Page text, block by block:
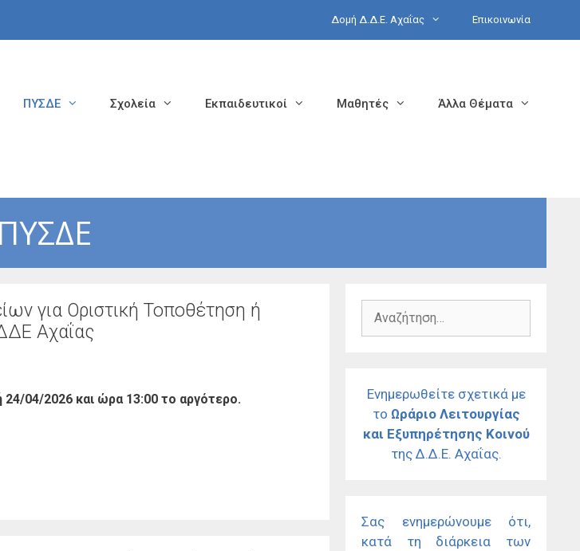
Δομή Δ.Δ.Ε. Αχαΐας Επικοινωνία
ΠΥΣΔΕ Σχολεία Εκπαιδευτικοί Μαθητές Άλλα Θέματα
ΠΥΣΔΕ
για Οριστική Τοποθέτηση ή
Αχαΐας
04/2026 και ώρα 13:00 το αργότερο.
Αναζήτηση
Ενημερωθείτε σχετικά με
το Ωράριο Λειτουργίας
και Εξυπηρέτησης Κοινού
της Δ.Δ.Ε. Αχαΐας.
Σας ενημερώνουμε ότι,
κατά τη διάρκεια των